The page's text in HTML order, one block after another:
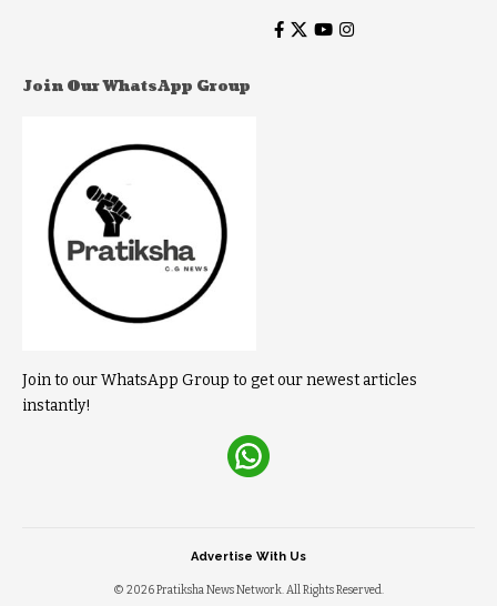
Join Our WhatsApp Group
Join to our WhatsApp Group to get our newest articles
instantly!
© 2026 Pratiksha News Network. All Rights Reserved.
Advertise With Us